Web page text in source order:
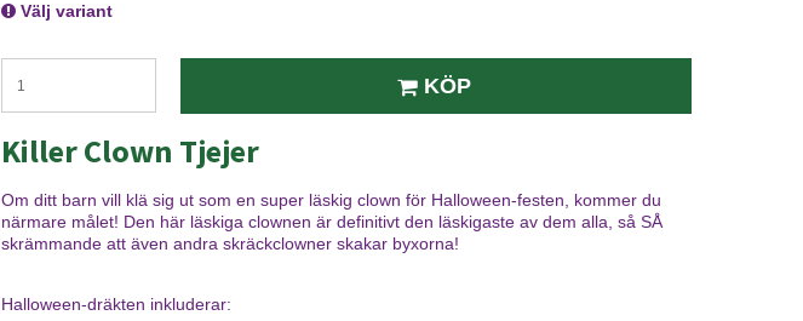
Välj variant
KÖP
Killer Clown Tjejer
Om ditt barn vill klä sig ut som en super läskig clown för Halloween-festen, kommer du
närmare målet! Den här läskiga clownen är definitivt den läskigaste av dem alla, så SÅ
skrämmande att även andra skräckclowner skakar byxorna!
Halloween-dräkten inkluderar: